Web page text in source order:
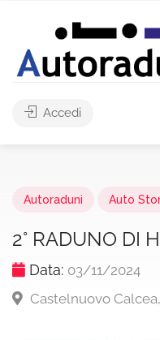
Accedi
Autoraduni Auto
2° RADUNO DI
Data: 03/11/2024
Castelnuovo